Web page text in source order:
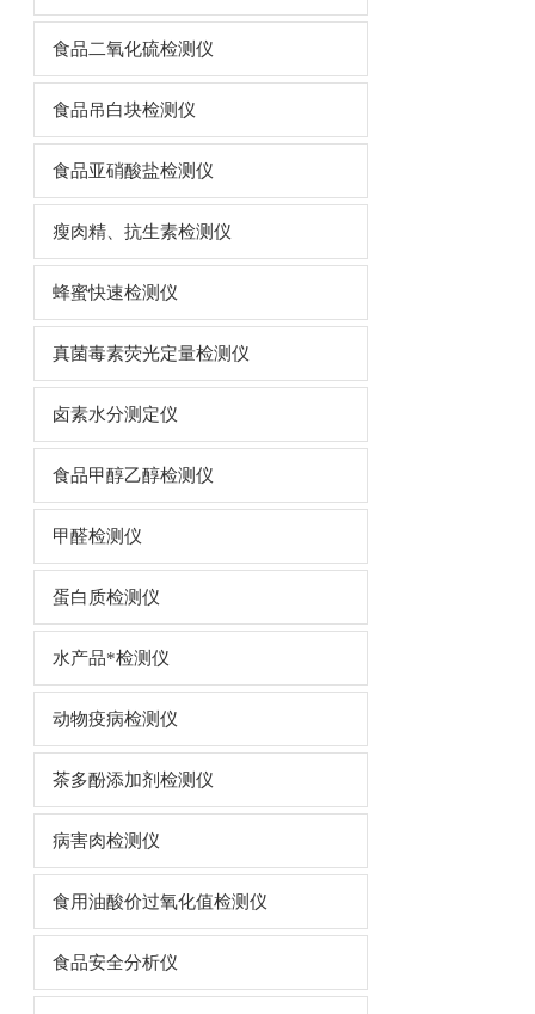
食品二氧化硫检测仪
食品吊白块检测仪
食品亚硝酸盐检测仪
瘦肉精、抗生素检测仪
蜂蜜快速检测仪
真菌毒素荧光定量检测仪
卤素水分测定仪
食品甲醇乙醇检测仪
甲醛检测仪
蛋白质检测仪
水产品*检测仪
动物疫病检测仪
茶多酚添加剂检测仪
病害肉检测仪
食用油酸价过氧化值检测仪
食品安全分析仪